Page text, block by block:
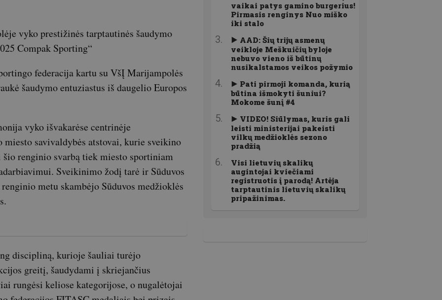
vyko prestižinės tarptautinės šaudymo
Compak Sporting“
federacija kartu su VšĮ Marijampolės
šaudymo entuziastus iš daugelio Europos
vyko išvakarėse centrinėje
savivaldybės atstovai, kurie sveikino
renginio svarbą tiek miesto sportiniam
Sveikinimo žodį tarė ir Sūduvos
metu skambėjo Sūduvos medžioklės
discipliną, kurioje šauliai turėjo
greitį, šaudydami į skriejančius
rungėsi keliose kategorijose, o nugalėtojai
vaikai patys gamino burgerius!
Pirmasis renginys Nuo miško
iki stalo
AAD: Šių trijų asmenų
veikloje Meškuičių byloje
nebuvo vieno iš būtinų
nusikalstamos veikos požymio
Pati pirmoji komanda, kurią
būtina išmokyti šuniui?
Mokome šunį #4
VIDEO! Siūlymas, kuris gali
leisti ministerijai pakeisti
vilkų medžioklės sezono
pradžią
Visi lietuvių skalikų
augintojai kviečiami
registruotis į parodą! Artėja
tarptautinis lietuvių skalikų
pripažinimas.